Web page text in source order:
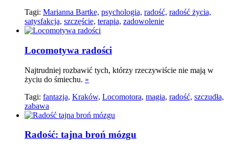
Tagi: Marianna Bartke, psychologia, radość, radość życia,
satysfakcja, szczęście, terapia, zadowolenie
Locomotywa radości
Najtrudniej rozbawić tych, którzy rzeczywiście nie mają w
życiu do śmiechu. »
Tagi: fantazja, Kraków, Locomotora, magia, radość, szczudła,
zabawa
Radość: tajna broń mózgu